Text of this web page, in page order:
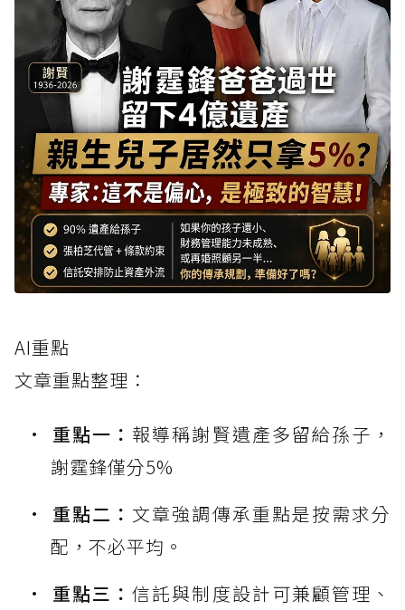
AI重點
文章重點整理：
重點一： 報導稱謝賢遺產多留給孫子，
謝霆鋒僅分5%
重點二： 文章強調傳承重點是按需求分
配，不必平均。
重點三：信託與制度設計可兼顧管理、